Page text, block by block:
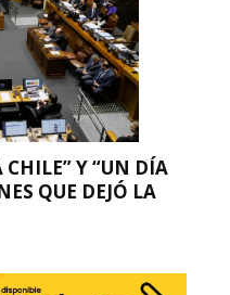
Y “UN DÍA
QUE DEJÓ LA